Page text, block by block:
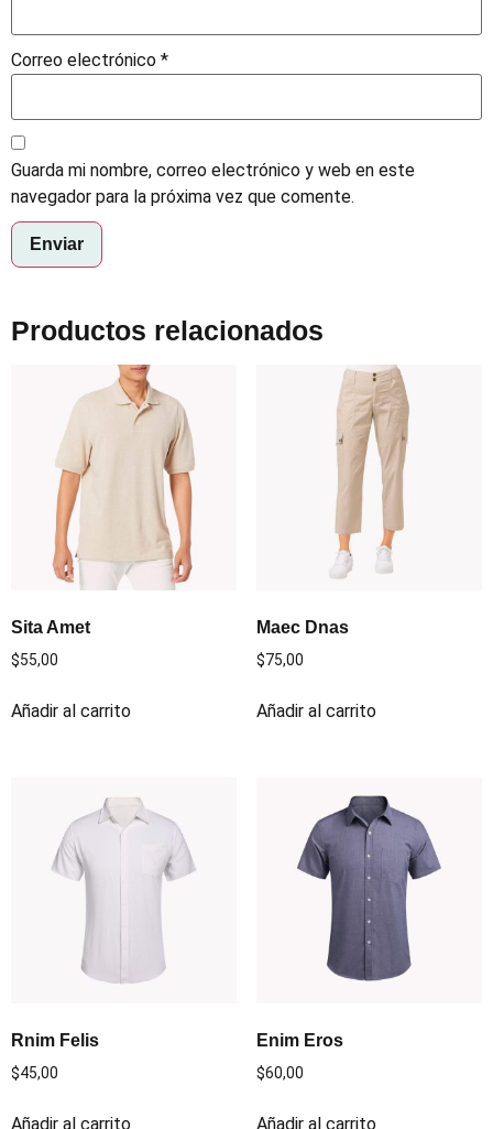
Correo electrónico *
Guarda mi nombre, correo electrónico y web en este
navegador para la próxima vez que comente.
Productos relacionados
Sita Amet
$55,00
Añadir al carrito
Maec Dnas
$75,00
Añadir al carrito
Rnim Felis
$45,00
Añadir al carrito
Enim Eros
$60,00
Añadir al carrito